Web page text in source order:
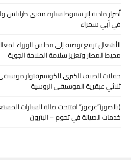
أضرار مادية إثر سقوط سيارة مفتي
في أبي سمراء
الأشغال ترفع توصية إلى مجلس الوزراء
محيط المطار وتعزيز سلامة الملاحة الجوية
حفلات الصيف الكبرى للكونسرفتوار موسيقى
ثلاثي عبقرية الموسيقى الروسية
(بالصور)”غرغور” افتتحت صالة السيارات
خدمات الصيانة في تحوم – البترون